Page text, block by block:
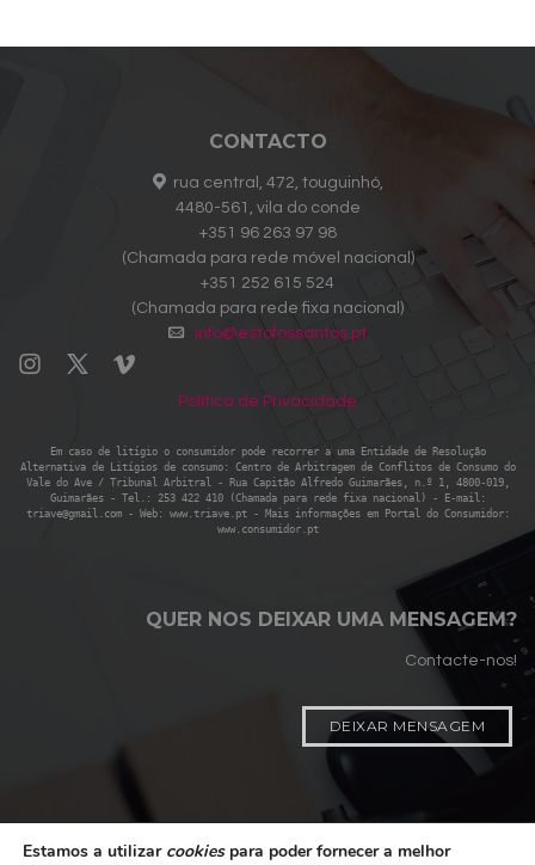
CONTACTO
rua central, 472, touguinhó,
4480-561, vila do conde
+351 96 263 97 98
(Chamada para rede móvel nacional)
+351 252 615 524
(Chamada para rede fixa nacional)
info@estofossantos.pt
Política de Privacidade
Em caso de litígio o consumidor pode recorrer a uma Entidade de Resolução
Alternativa de Litígios de consumo: Centro de Arbitragem de Conflitos de Consumo do
Vale do Ave / Tribunal Arbitral - Rua Capitão Alfredo Guimarães, n.º 1, 4800-019,
Guimarães - Tel.: 253 422 410 (Chamada para rede fixa nacional) - E-mail:
triave@gmail.com - Web: www.triave.pt - Mais informações em Portal do Consumidor:
www.consumidor.pt
QUER NOS DEIXAR UMA MENSAGEM?
Contacte-nos!
DEIXAR MENSAGEM
Estamos a utilizar cookies para poder fornecer a melhor